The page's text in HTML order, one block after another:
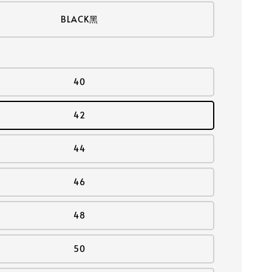
BLACK黑
40
42
44
46
48
50